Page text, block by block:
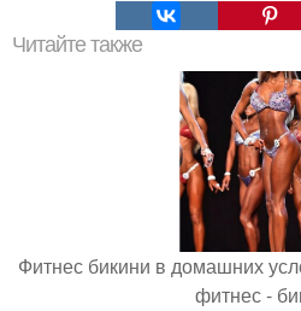
Читайте также
Фитнес бикини в домашних
фитнес -